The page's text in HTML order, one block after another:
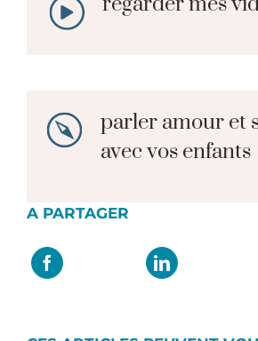
parler amour et
avec vos enfants
A PARTAGER